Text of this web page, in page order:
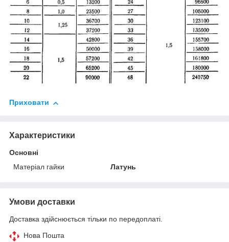
Приховати
Характеристики
Основні
Матеріал гайки
Латунь
Умови доставки
Доставка здійснюється тільки по передоплаті.
Нова Пошта